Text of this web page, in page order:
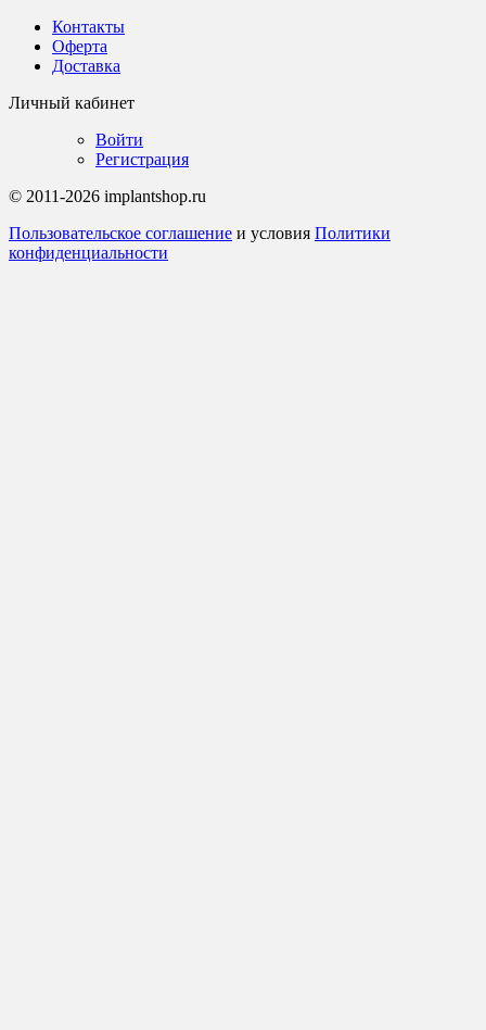
Контакты
Оферта
Доставка
Личный кабинет
Войти
Регистрация
© 2011-2026 implantshop.ru
Пользовательское соглашение и условия Политики
конфиденциальности